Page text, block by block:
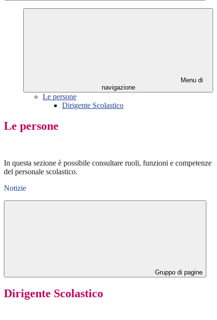
Menu di
navigazione
Le persone
Dirigente Scolastico
Le persone
In questa sezione è possibile consultare ruoli, funzioni e competenze
del personale scolastico.
Notizie
Gruppo di pagine
Dirigente Scolastico